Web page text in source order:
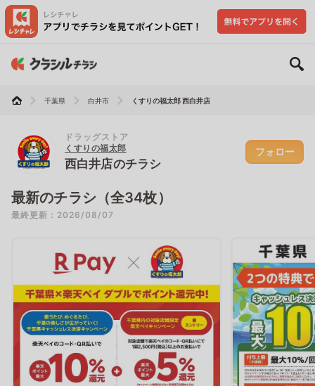
千葉県 白井市 くすりの福太郎 西白井店
ドラッグストア
くすりの福太郎
西白井店のチラシ
フォロー
最新のチラシ（全34枚）
最終更新：2026/08/07